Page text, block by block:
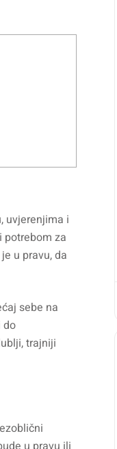
uvjerenjima i
potrebom za
u pravu, da
sebe na
do
trajniji